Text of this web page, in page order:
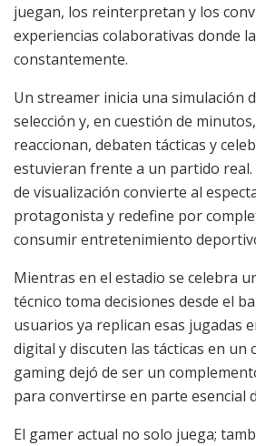
juegan, los reinterpretan y los
experiencias colaborativas donde
constantemente.
Un streamer inicia una simulación
selección y, en cuestión de
reaccionan, debaten tácticas y
estuvieran frente a un partido real.
de visualización convierte al
protagonista y redefine por
consumir entretenimiento
Mientras en el estadio se celebra
técnico toma decisiones desde el
usuarios ya replican esas jugadas
digital y discuten las tácticas en un
gaming dejó de ser un
para convertirse en parte esencial
El gamer actual no solo juega;